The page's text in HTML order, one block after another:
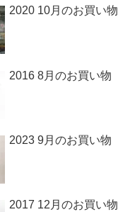
2020 10月のお買い物
2016 8月のお買い物
2023 9月のお買い物
2017 12月のお買い物